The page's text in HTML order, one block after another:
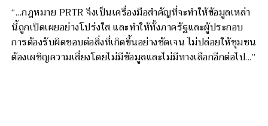
“...กฎหมาย PRTR จึงเป็นเครื่องมือสำคัญที่จะทำให้ข้อมูลเหล่า
นี้ถูกเปิดเผยอย่างโปร่งใส และทำให้ทั้งภาครัฐและผู้ประกอบ
การต้องรับผิดชอบต่อสิ่งที่เกิดขึ้นอย่างชัดเจน ไม่ปล่อยให้ชุมชน
ต้องเผชิญความเสี่ยงโดยไม่มีข้อมูลและไม่มีทางเลือกอีกต่อไป...”